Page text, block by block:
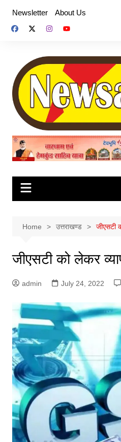
content
Newsletter About Us
Home उत्तराखण्ड जीएसटी
जीएसटी को लेकर
admin July 24, 2022